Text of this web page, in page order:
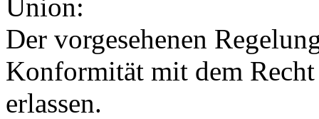
Union:
Der vorgesehenen
Konformität mit dem
erlassen.